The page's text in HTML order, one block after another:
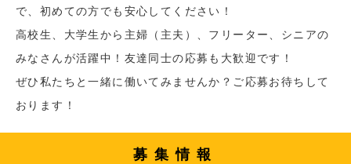
で、初めての方でも安心してください！
高校生、大学生から主婦（主夫）、フリーター、シニアの
みなさんが活躍中！友達同士の応募も大歓迎です！
ぜひ私たちと一緒に働いてみませんか？ご応募お待ちして
おります！
募集情報